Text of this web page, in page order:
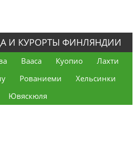
И КУРОРТЫ ФИНЛЯНДИИ
Вааса Куопио
Лахти
Рованиеми
Хельсинки
Ювяскюля